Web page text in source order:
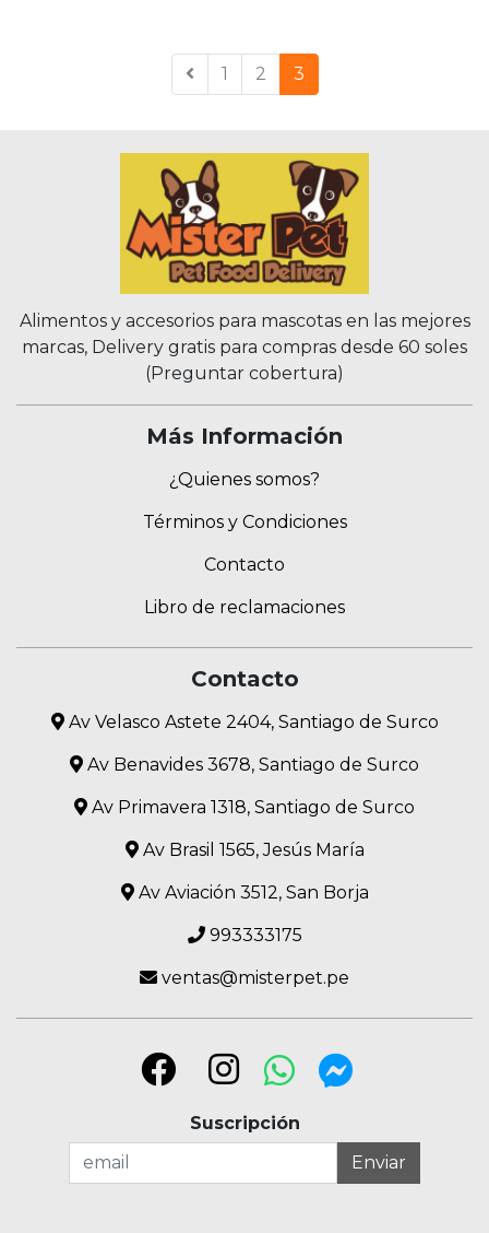
1 2 3
Alimentos y accesorios para mascotas en las mejores
marcas, Delivery gratis para compras desde 60 soles
(Preguntar cobertura)
Más Información
¿Quienes somos?
Términos y Condiciones
Contacto
Libro de reclamaciones
Contacto
Av Velasco Astete 2404, Santiago de Surco
Av Benavides 3678, Santiago de Surco
Av Primavera 1318, Santiago de Surco
Av Brasil 1565, Jesús María
Av Aviación 3512, San Borja
993333175
ventas@misterpet.pe
Suscripción
Enviar